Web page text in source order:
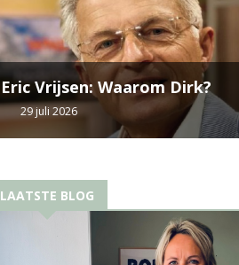
Eric Vrijsen: Waarom Dirk?
29 juli 2026
LAATSTE BLOG